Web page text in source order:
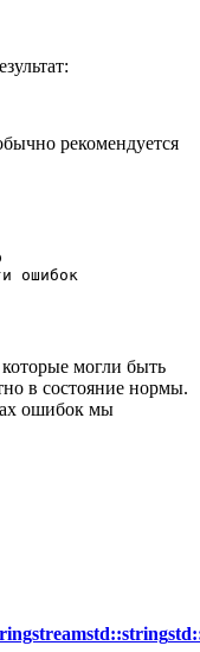
рекомендуется
ошибок
могли быть
в состояние нормы.
ошибок мы
std::string